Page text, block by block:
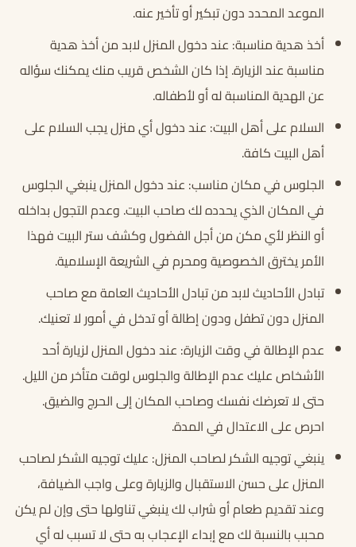
الموعد المحدد دون تبكير أو تأخير عنه.
أخذ هدية مناسبة: عند دخول المنزل لابد من أخذ هدية
مناسبة عند الزيارة. إذا كان الشخص قريب منك يمكنك سؤاله
عن الهدية المناسبة له أو لأطفاله.
السلام على أهل البيت: عند دخول أي منزل يجب السلام على
أهل البيت كافة.
الجلوس في مكان مناسب: عند دخول المنزل ينبغي الجلوس
في المكان الذي يحدده لك صاحب البيت. وعدم التجول بداخله
أو النظر لأي مكن من أجل الفضول وكشف ستر البيت فهذا
الأمر يخترق الخصوصية ومحرم في الشريعة الإسلامية.
تبادل الأحاديث لابد من تبادل الأحاديث العامة مع صاحب
المنزل دون تطفل ودون إطالة أو تدخل في أمور لا تعنيك.
عدم الإطالة في وقت الزيارة: عند دخول المنزل لزيارة أحد
الأشخاص عليك عدم الإطالة والجلوس لوقت متأخر من الليل.
حتى لا تعرضك نفسك وصاحب المكان إلى الحرج والضيق.
احرص على الاعتدال في المدة.
ينبغي توجيه الشكر لصاحب المنزل: عليك توجيه الشكر لصاحب
المنزل على حسن الاستقبال والزيارة وعلى واجب الضيافة،
وعند تقديم طعام أو شراب لك ينبغي تناولها حتى وإن لم يكن
محبب بالنسبة لك مع إبداء الإعجاب به حتى لا تسبب له أي